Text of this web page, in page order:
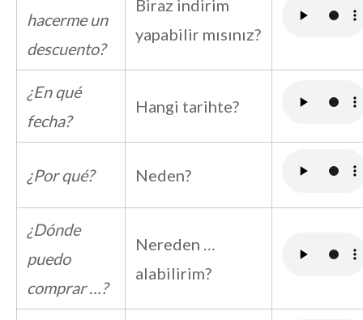
hacerme un
descuento?
Biraz indirim
yapabilir mısınız?
¿En qué
fecha?
Hangi tarihte?
¿Por qué? Neden?
¿Dónde
puedo
comprar …?
Nereden …
alabilirim?